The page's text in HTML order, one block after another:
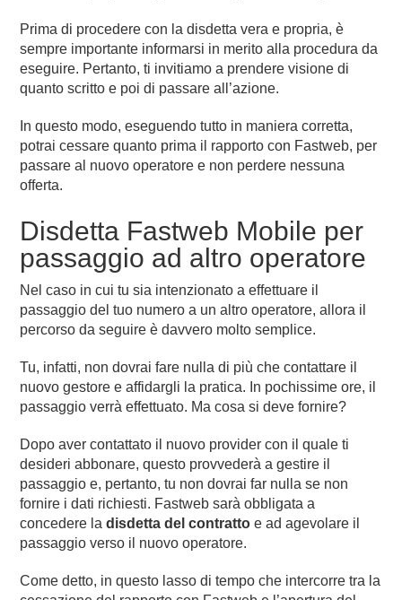
Prima di procedere con la disdetta vera e propria, è
sempre importante informarsi in merito alla procedura da
eseguire. Pertanto, ti invitiamo a prendere visione di
quanto scritto e poi di passare all’azione.
In questo modo, eseguendo tutto in maniera corretta,
potrai cessare quanto prima il rapporto con Fastweb, per
passare al nuovo operatore e non perdere nessuna
offerta.
Disdetta Fastweb Mobile per
passaggio ad altro operatore
Nel caso in cui tu sia intenzionato a effettuare il
passaggio del tuo numero a un altro operatore, allora il
percorso da seguire è davvero molto semplice.
Tu, infatti, non dovrai fare nulla di più che contattare il
nuovo gestore e affidargli la pratica. In pochissime ore, il
passaggio verrà effettuato. Ma cosa si deve fornire?
Dopo aver contattato il nuovo provider con il quale ti
desideri abbonare, questo provvederà a gestire il
passaggio e, pertanto, tu non dovrai far nulla se non
fornire i dati richiesti. Fastweb sarà obbligata a
concedere ladisdetta del contrattoe ad agevolare il
passaggio verso il nuovo operatore.
Come detto, in questo lasso di tempo che intercorre tra la